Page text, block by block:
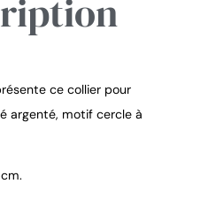
ce collier pour
argenté, motif cercle à